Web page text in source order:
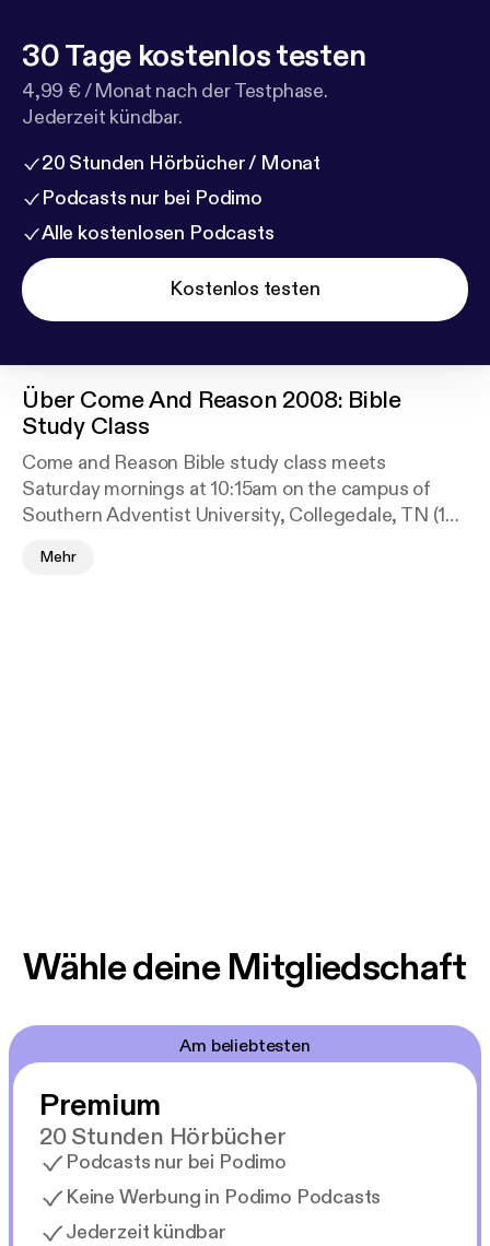
30 Tage kostenlos testen
4,99 € / Monat nach der Testphase.
Jederzeit kündbar.
20 Stunden Hörbücher / Monat
Podcasts nur bei Podimo
Alle kostenlosen Podcasts
Kostenlos testen
Über Come And Reason 2008: Bible
Study Class
Come and Reason Bible study class meets
Saturday mornings at 10:15am on the campus of
Southern Adventist University, Collegedale, TN (18
discuss topical subjects of the Bible and about the
Mehr
Wähle deine Mitgliedschaft
Am beliebtesten
Premium
20 Stunden Hörbücher
Podcasts nur bei Podimo
Keine Werbung in Podimo Podcasts
Jederzeit kündbar